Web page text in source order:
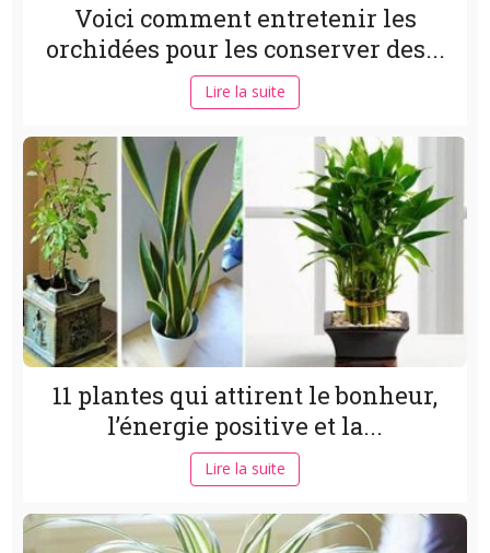
Voici comment entretenir les
orchidées pour les conserver des...
Lire la suite
11 plantes qui attirent le bonheur,
l’énergie positive et la...
Lire la suite